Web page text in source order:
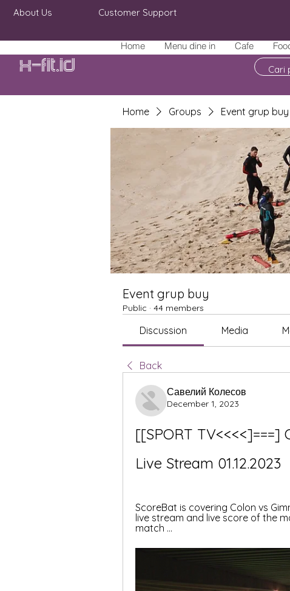
Home Menu dine in Cafe
About Us
Customer Support
X-fit.id
Home Groups Event grup buy
Event grup buy
Public · 44 members
Discussion Media
Back
Савелий Колесов
December 1, 2023
[[SPORT TV<<<<]===]
Live Stream 01.12.2023
ScoreBat is covering Colon vs
live stream and live score of the
match ...